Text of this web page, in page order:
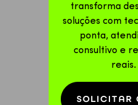
transforma
soluções com
ponta,
consultivo e
reais.
SOLICITAR